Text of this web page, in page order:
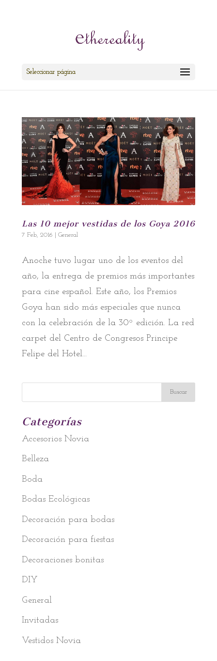
Seleccionar página
Las 10 mejor vestidas de los Goya 2016
7 Feb, 2016 General
Anoche tuvo lugar uno de los eventos del
año, la entrega de premios más importantes
para cine español. Este año, los Premios
Goya han sido más especiales que nunca
con la celebración de la 30º edición. La red
carpet del Centro de Congresos Principe
Felipe del Hotel...
Categorías
Accesorios Novia
Belleza
Boda
Bodas Ecológicas
Decoración para bodas
Decoración para fiestas
Decoraciones bonitas
DIY
General
Invitadas
Vestidos Novia